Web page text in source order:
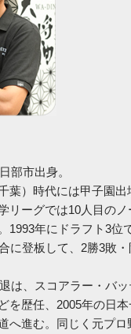
部市出身。
葉）時代には甲子園出
リーグでは10人目の
1993年にドラフト3位
に登板して、2勝3敗
は、スコアラー・バ
を歴任、2005年の日
へ進む。同じく元プロ